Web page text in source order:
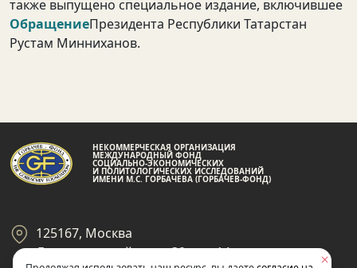
также выпущено специальное издание, включившее
ОбращениеПрезидента Республики Татарстан
Рустам Минниханов.
НЕКОММЕРЧЕСКАЯ ОРГАНИЗАЦИЯ
МЕЖДУНАРОДНЫЙ ФОНД
СОЦИАЛЬНО-ЭКОНОМИЧЕСКИХ
И ПОЛИТОЛОГИЧЕСКИХ ИССЛЕДОВАНИЙ
ИМЕНИ М.С. ГОРБАЧЕВА (ГОРБАЧЕВ-ФОНД)
125167, Москва
Ленинградский пр-кт 39, стр 14